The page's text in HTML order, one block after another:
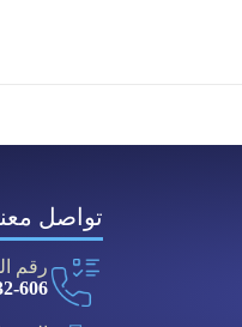
تواصل
رقم